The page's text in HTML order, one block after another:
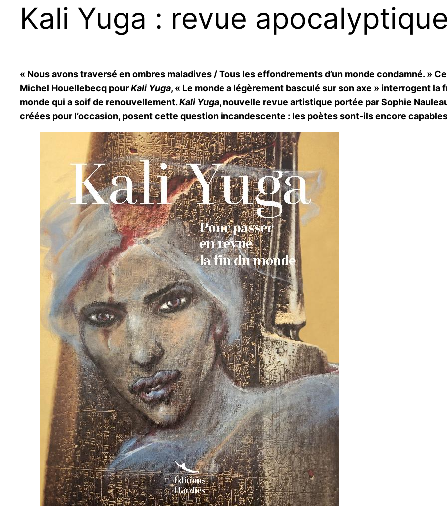
Kali Yuga : revue apocalyptique
« Nous avons traversé en ombres maladives / Tous les effondrements d’un monde condamné. »
Michel Houellebecq pourKali Yuga, « Le monde a légèrement basculé sur son axe » interrogent la
monde qui a soif de renouvellement.Kali Yuga, nouvelle revue artistique portée par Sophie
créées pour l’occasion, posent cette question incandescente : les poètes sont-ils encore